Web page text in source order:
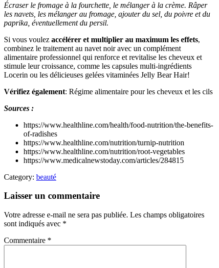
Écraser le fromage à la fourchette, le mélanger à la crème. Râper
les navets, les mélanger au fromage, ajouter du sel, du poivre et du
paprika, éventuellement du persil.
Si vous voulez accélérer et multiplier au maximum les effets,
combinez le traitement au navet noir avec un complément
alimentaire professionnel qui renforce et revitalise les cheveux et
stimule leur croissance, comme les capsules multi-ingrédients
Locerin ou les délicieuses gelées vitaminées Jelly Bear Hair!
Vérifiez également: Régime alimentaire pour les cheveux et les cils
Sources :
https://www.healthline.com/health/food-nutrition/the-benefits-
of-radishes
https://www.healthline.com/nutrition/turnip-nutrition
https://www.healthline.com/nutrition/root-vegetables
https://www.medicalnewstoday.com/articles/284815
Category: beauté
Laisser un commentaire
Votre adresse e-mail ne sera pas publiée. Les champs obligatoires
sont indiqués avec *
Commentaire *